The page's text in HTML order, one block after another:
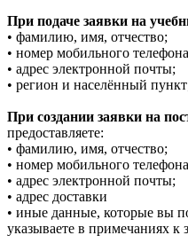
При подаче заявки на
• фамилию, имя, отчество;
• номер мобильного
• адрес электронной почты;
• регион и населённый
При создании заявки на
предоставляете:
• фамилию, имя, отчество;
• номер мобильного
• адрес электронной почты;
• адрес доставки
• иные данные, которые вы
указываете в примечаниях к